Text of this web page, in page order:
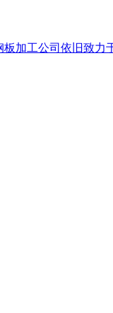
加工公司依旧致力